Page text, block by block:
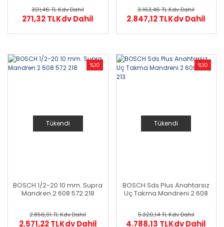
301,46 TLKdv Dahil
271,32 TLKdv Dahil
3.163,46 TLKdv Dahil
2.847,12 TLKdv Dahil
%10
Tükendi
BOSCH 1/2-20 10 mm. Supra
Mandren 2 608 572 218
2.856,91 TLKdv Dahil
2.571,22 TLKdv Dahil
%10
Tükendi
BOSCH Sds Plus Anahtarsız
Uç Takma Mandreni 2 608
5.320,14 TLKdv Dahil
4.788,13 TLKdv Dahil